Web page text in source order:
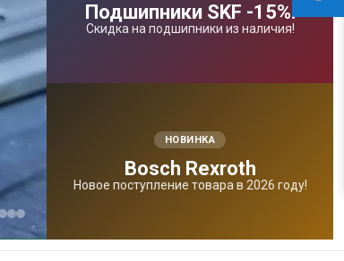
Подшипники SKF -15%!
Скидка на подшипники из наличия!
НОВИНКА
Bosсh Rexroth
Новое поступление товара в 2026 году!